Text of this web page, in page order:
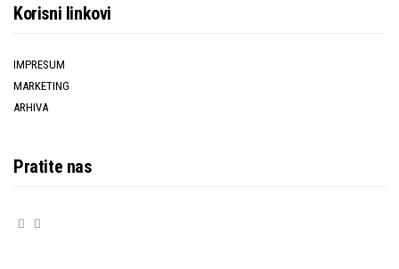
Korisni linkovi
IMPRESUM
MARKETING
ARHIVA
Pratite nas